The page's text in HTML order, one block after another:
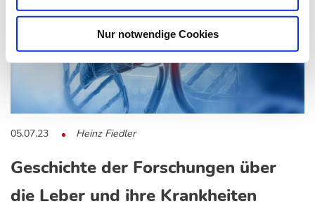
Nur notwendige Cookies
05.07.23 Heinz Fiedler
Geschichte der Forschungen über
die Leber und ihre Krankheiten